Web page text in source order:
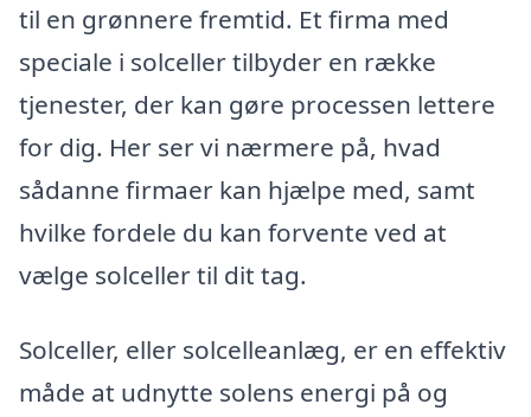
til en grønnere fremtid. Et firma med
speciale i solceller tilbyder en række
tjenester, der kan gøre processen lettere
for dig. Her ser vi nærmere på, hvad
sådanne firmaer kan hjælpe med, samt
hvilke fordele du kan forvente ved at
vælge solceller til dit tag.
Solceller, eller solcelleanlæg, er en effektiv
måde at udnytte solens energi på og